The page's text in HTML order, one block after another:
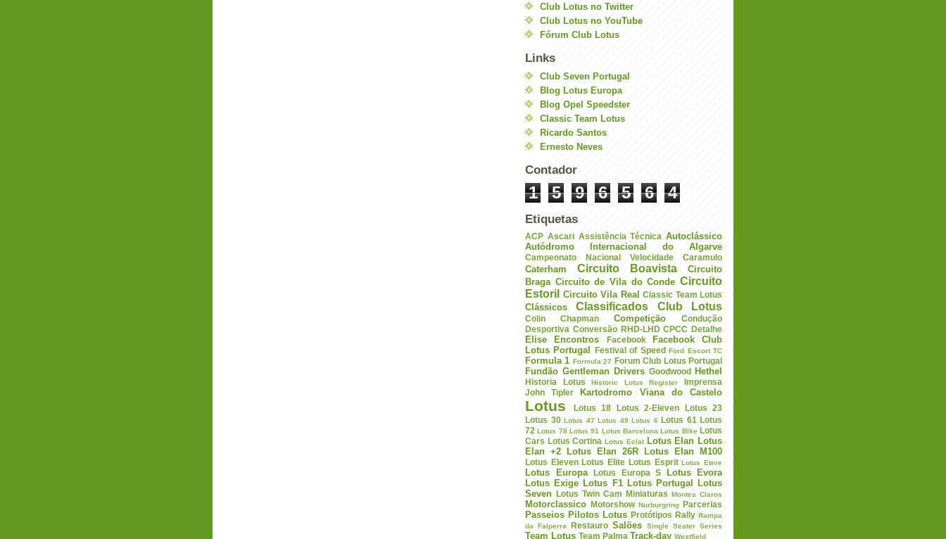
Club Lotus no Twitter
Club Lotus no YouTube
Fórum Club Lotus
Links
Club Seven Portugal
Blog Lotus Europa
Blog Opel Speedster
Classic Team Lotus
Ricardo Santos
Ernesto Neves
Contador
1 5 9 6 5 6 4
Etiquetas
ACP Ascari Assistência Técnica Autoclássico
Autódromo Internacional do Algarve
Campeonato Nacional Velocidade Caramulo
Caterham Circuito Boavista
Circuito
Braga Circuito de Vila do Conde Circuito
Estoril Circuito Vila Real Classic Team Lotus
Clássicos Classificados Club Lotus
Colin Chapman Competição
Condução
Desportiva Conversão RHD-LHD CPCC Detalhe
Elise Encontros Facebook
Facebook Club
Lotus Portugal
Festival of Speed Ford Escort TC
Formula 1 Formula 27 Forum Club Lotus Portugal
Fundão Gentleman Drivers Goodwood Hethel
Historia Lotus Historic Lotus Register
Imprensa
John Tipler
Kartodromo Viana do Castelo
Lotus Lotus 18 Lotus 2-Eleven
Lotus 23
Lotus 30 Lotus 47 Lotus 49 Lotus 6 Lotus 61 Lotus
72 Lotus 78 Lotus 91 Lotus Barcelona Lotus Bike Lotus
Cars Lotus Cortina Lotus Eclat Lotus Elan Lotus
Elan +2
Lotus Elan 26R Lotus Elan M100
Lotus Eleven Lotus Elite Lotus Esprit Lotus Etere
Lotus Europa Lotus Europa S
Lotus Evora
Lotus Exige Lotus F1 Lotus Portugal
Lotus
Seven Lotus Twin Cam Miniaturas Montes Claros
Motorclassico Motorshow Nurburgring Parcerias
Passeios Pilotos Lotus Protótipos Rally Rampa
da Falperra
Restauro Salões Single Seater Series
Team Lotus Team Palma Track-day Westfield